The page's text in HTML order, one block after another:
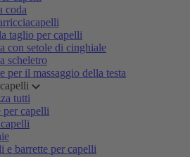
coda
taglio per capelli
con setole di cinghiale
scheletro
per il massaggio della testa
tutti
per capelli
e barrette per capelli